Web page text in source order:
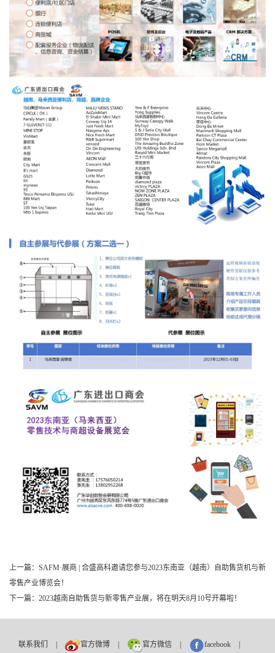
上一篇：SAFM·展商 | 合盛高科邀请您参与2023东南亚（越南）自助售货机与新
零售产业博览会！
下一篇：2023越南自助售货与新零售产业展，将在明天8月10号开幕啦！
联系我们 官方微博 官方微信 facebook